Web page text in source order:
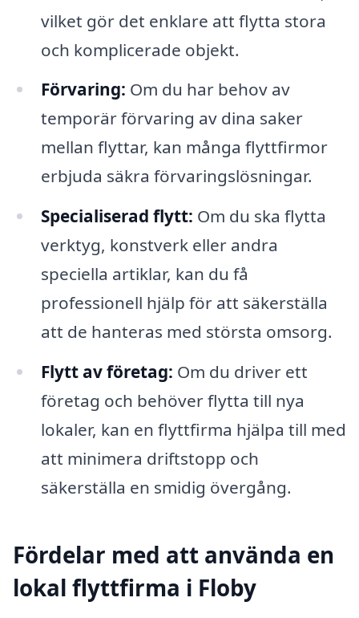
vilket gör det enklare att flytta stora
och komplicerade objekt.
Förvaring: Om du har behov av
temporär förvaring av dina saker
mellan flyttar, kan många flyttfirmor
erbjuda säkra förvaringslösningar.
Specialiserad flytt: Om du ska flytta
verktyg, konstverk eller andra
speciella artiklar, kan du få
professionell hjälp för att säkerställa
att de hanteras med största omsorg.
Flytt av företag: Om du driver ett
företag och behöver flytta till nya
lokaler, kan en flyttfirma hjälpa till med
att minimera driftstopp och
säkerställa en smidig övergång.
Fördelar med att använda en
lokal flyttfirma i Floby